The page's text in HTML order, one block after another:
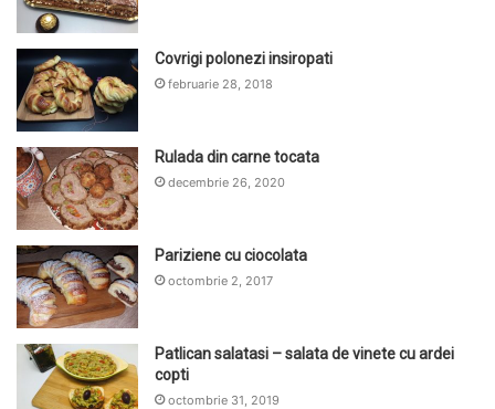
Covrigi polonezi insiropati
februarie 28, 2018
Rulada din carne tocata
decembrie 26, 2020
Pariziene cu ciocolata
octombrie 2, 2017
Patlican salatasi – salata de vinete cu ardei
copti
octombrie 31, 2019